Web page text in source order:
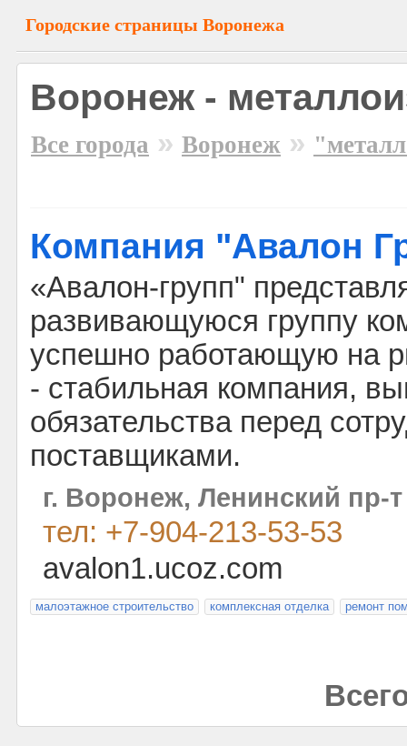
Городские страницы Воронежа
Воронеж -
Все города » Воронеж »
Компания "Авалон
«Авалон-групп"
развивающуюся группу
успешно работающую на
- стабильная компания,
обязательства перед
поставщиками.
г. Воронеж, Ленинский пр-
тел: +7-904-213-53-53
avalon1.ucoz.com
малоэтажное строительство комплексная отделка ремонт